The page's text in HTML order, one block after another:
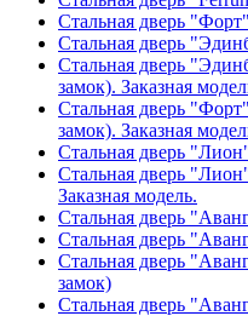
Стальная дверь
Стальная дверь
Стальная дверь
замок). Заказная
Стальная дверь
замок). Заказная
Стальная дверь
Стальная дверь
Заказная модель.
Стальная дверь
Стальная дверь
Стальная дверь
замок)
Стальная дверь